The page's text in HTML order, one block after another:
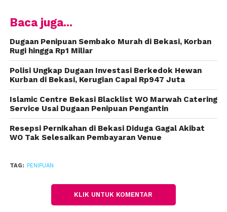
Sebelum masuk ke Hotel, tersangka mengajak
korban makan terlebih dahulu. Saat korban lengah,
tersangka memasukan obat bius ke minuman
pelaku.
“Mereka bertemu lalu mampir disuatu tempat,
makan malam, namun di minuman teh itu
dimasukin semacam obat yang mengandung obat
bius sehingga korban ini pusing dan dibawa kesuatu
tempat yang namanya hotel,” jelasnya.
keadaan tidak sadar. Tidak lama kemudian, tersangka
menemui keluarga tersangka sebagai bukti
keseriusan hubungan kepada korban.
Baca juga...
Dugaan Penipuan Sembako Murah di Bekasi, Korban
Rugi hingga Rp1 Miliar
Polisi Ungkap Dugaan Investasi Berkedok Hewan
Kurban di Bekasi, Kerugian Capai Rp947 Juta
Islamic Centre Bekasi Blacklist WO Marwah Catering
Service Usai Dugaan Penipuan Pengantin
Resepsi Pernikahan di Bekasi Diduga Gagal Akibat
WO Tak Selesaikan Pembayaran Venue
TAG: PENIPUAN
KLIK UNTUK KOMENTAR